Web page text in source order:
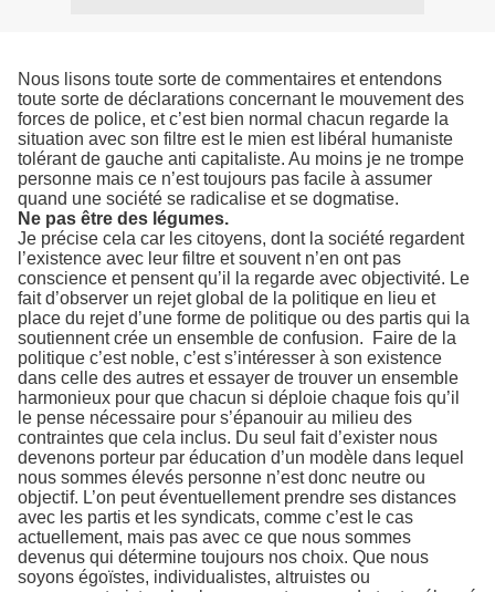
Nous lisons toute sorte de commentaires et entendons
toute sorte de déclarations concernant le mouvement des
forces de police, et c’est bien normal chacun regarde la
situation avec son filtre est le mien est libéral humaniste
tolérant de gauche anti capitaliste. Au moins je ne trompe
personne mais ce n’est toujours pas facile à assumer
quand une société se radicalise et se dogmatise.
Ne pas être des légumes.
Je précise cela car les citoyens, dont la société regardent
l’existence avec leur filtre et souvent n’en ont pas
conscience et pensent qu’il la regarde avec objectivité. Le
fait d’observer un rejet global de la politique en lieu et
place du rejet d’une forme de politique ou des partis qui la
soutiennent crée un ensemble de confusion.
Faire de la
politique c’est noble, c’est s’intéresser à son existence
dans celle des autres et essayer de trouver un ensemble
harmonieux pour que chacun si déploie chaque fois qu’il
le pense nécessaire pour s’épanouir au milieu des
contraintes que cela inclus. Du seul fait d’exister nous
devenons porteur par éducation d’un modèle dans lequel
nous sommes élevés personne n’est donc neutre ou
objectif. L’on peut éventuellement prendre ses distances
avec les partis et les syndicats, comme c’est le cas
actuellement, mais pas avec ce que nous sommes
devenus qui détermine toujours nos choix. Que nous
soyons égoïstes, individualistes, altruistes ou